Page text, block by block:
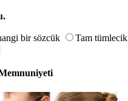
bir sözcük
Tam tümlecik